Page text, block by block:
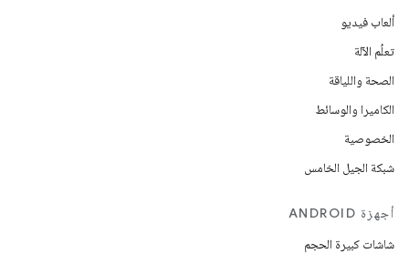
ألعاب فيديو
تعلُم الآلة
الصحة واللياقة
الكاميرا والوسائط
الخصوصية
شبكة الجيل الخامس
أجهزة ANDROID
شاشات كبيرة الحجم